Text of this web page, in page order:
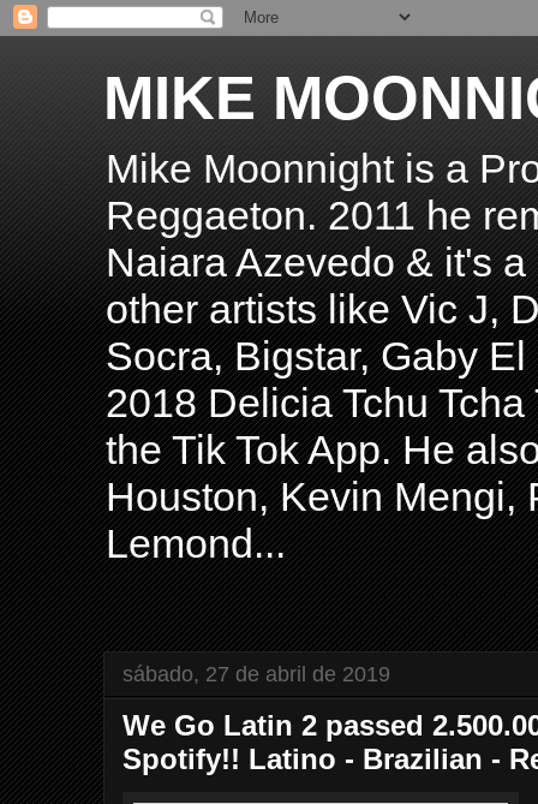
MIKE
Mike Moonnight is a
Reggaeton. 2011 he
Naiara Azevedo & it's
other artists like Vic J,
Socra, Bigstar, Gaby
2018 Delicia Tchu
the Tik Tok App. He
Houston, Kevin Mengi,
Lemond...
sábado, 27 de abril de 2019
We Go Latin 2 passed
Spotify!! Latino - Brazilian -